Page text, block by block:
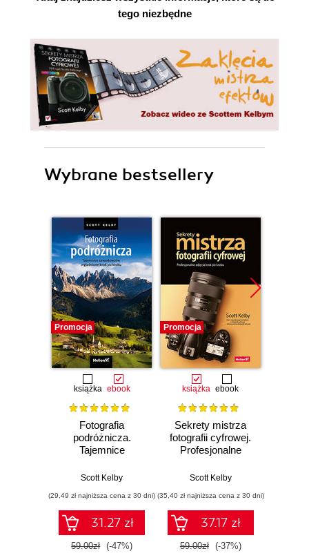
tego niezbędne
Wybrane bestsellery
Promocja
książka ebook
Fotografia
podróżnicza.
Tajemnice
wyjaśnione krok po
Scott Kelby
(29,49 zł najniższa cena z 30 dni)
31.27 zł
59.00zł (-47%)
Promocja
książka ebook
Sekrety mistrza
fotografii cyfrowej.
Profesjonalne
kroku
Scott Kelby
(35,40 zł najniższa cena z 30 dni)
37.17 zł
59.00zł (-37%)